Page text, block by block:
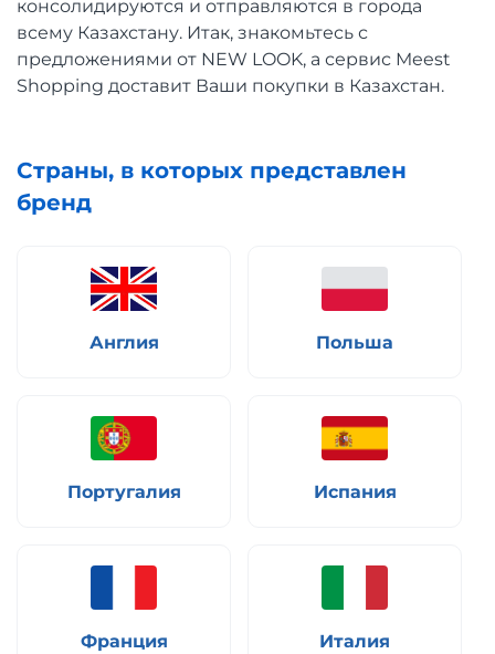
консолидируются и отправляются в города
всему Казахстану. Итак, знакомьтесь с
предложениями от NEW LOOK, а сервис Meest
Shopping доставит Ваши покупки в Казахстан.
Страны, в которых представлен
бренд
Англия Польша
Португалия Испания
Франция Италия